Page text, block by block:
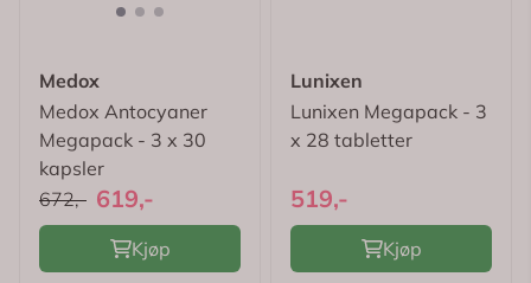
Medox
Medox Antocyaner
Megapack - 3 x 30
kapsler
672,- 619,-
Kjøp
Lunixen
Lunixen Megapack - 3
x 28 tabletter
519,-
Kjøp